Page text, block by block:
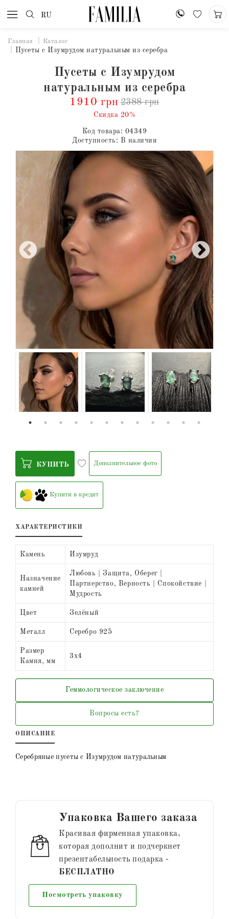
RU
Главная Каталог
Пусеты с Изумрудом натуральным из серебра
Пусеты с Изумрудом
натуральным из серебра
1910 грн 2388 грн
Скидка 20%
Код товара: 04349
Доступность: В наличии
КУПИТЬ Дополнительное фото
Купити в кредит
ХАРАКТЕРИСТИКИ
Камень Изумруд
Назначение
камней
Любовь | Защита, Оберег |
Партнерство, Верность | Спокойствие |
Мудрость
Цвет Зелёный
Металл Серебро 925
Размер
Камня, мм
3х4
Геммологическое заключение
Вопросы есть?
ОПИСАНИЕ
Серебряные пусеты с Изумрудом натуральным
Упаковка Вашего заказа
Красивая фирменная упаковка,
которая дополнит и подчеркнет
презентабельность подарка -
БЕСПЛАТНО
Посмотреть упаковку